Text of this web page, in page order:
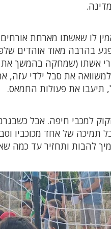
לו שאשתו מארחת
אשתו (שמחקה בהמשך
את סבל ילדי עזה,
תיעבו את פעולות החמאס.
למכבי חיפה. אבל
של אחד מכוכביו
להבות ותחזיר עד כמה